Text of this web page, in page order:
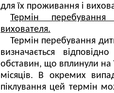
для їх проживання і
Термін
вихователя.
Термін перебування
визначається
обставин, що вплинули на
місяців. В окремих
піклування цей термін